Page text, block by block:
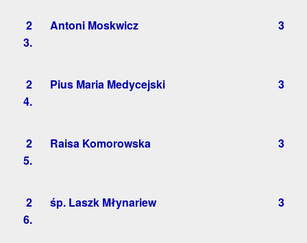
2
3.
Antoni Moskwicz 3
2
4.
Pius Maria Medycejski 3
2
5.
Raisa Komorowska 3
2
6.
śp. Laszk Młynariew 3